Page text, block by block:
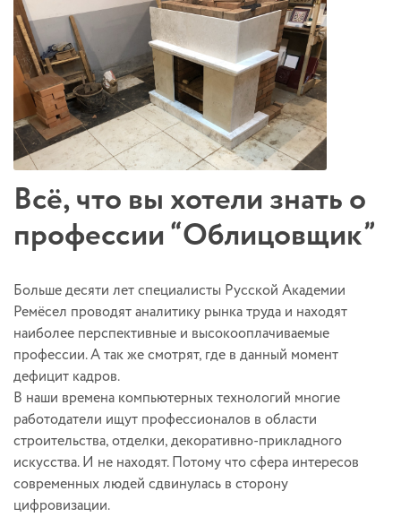
Всё, что вы хотели знать о
профессии “Облицовщик”
Больше десяти лет специалисты Русской Академии
Ремёсел проводят аналитику рынка труда и находят
наиболее перспективные и высокооплачиваемые
профессии. А так же смотрят, где в данный момент
дефицит кадров.
В наши времена компьютерных технологий многие
работодатели ищут профессионалов в области
строительства, отделки, декоративно-прикладного
искусства. И не находят. Потому что сфера интересов
современных людей сдвинулась в сторону
цифровизации.